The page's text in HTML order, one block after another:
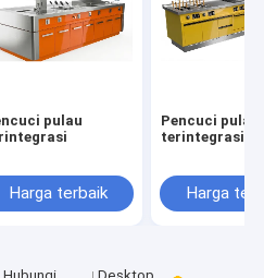
pulau
Harga terbaik
Pencuci pulau
terintegrasi
Harga